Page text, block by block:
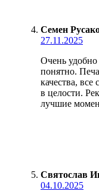
Семен
27.11.2025
Очень удобно
понятно.
качества,
в целости.
лучшие
Святослав
04.10.2025